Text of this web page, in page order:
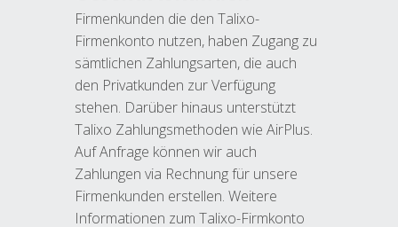
Firmenkunden die den Talixo-
Firmenkonto nutzen, haben Zugang zu
sämtlichen Zahlungsarten, die auch
den Privatkunden zur Verfügung
stehen. Darüber hinaus unterstützt
Talixo Zahlungsmethoden wie AirPlus.
Auf Anfrage können wir auch
Zahlungen via Rechnung für unsere
Firmenkunden erstellen. Weitere
Informationen zum Talixo-Firmkonto